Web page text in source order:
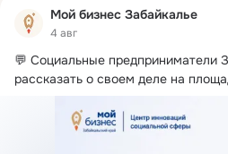
Мой бизнес Забайкалье
4 авг
💬 Социальные предприниматели
рассказать о своем деле на